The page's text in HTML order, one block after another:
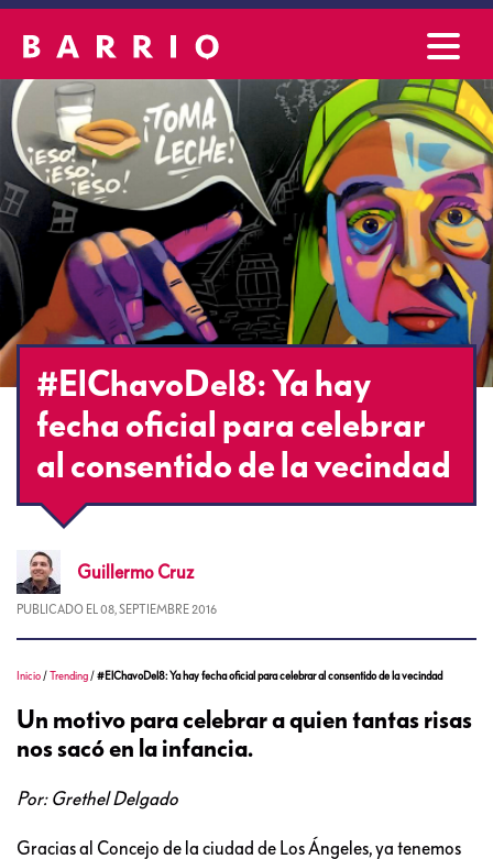
#ElChavoDel8: Ya hay
fecha oficial para celebrar
al consentido de la vecindad
Guillermo Cruz
PUBLICADO EL 08, SEPTIEMBRE 2016
Inicio /Trending /#ElChavoDel8: Ya hay fecha oficial para celebrar al consentido de la vecindad
Un motivo para celebrar a quien tantas risas
nos sacó en la infancia.
Por: Grethel Delgado
Gracias al Concejo de la ciudad de Los Ángeles, ya tenemos